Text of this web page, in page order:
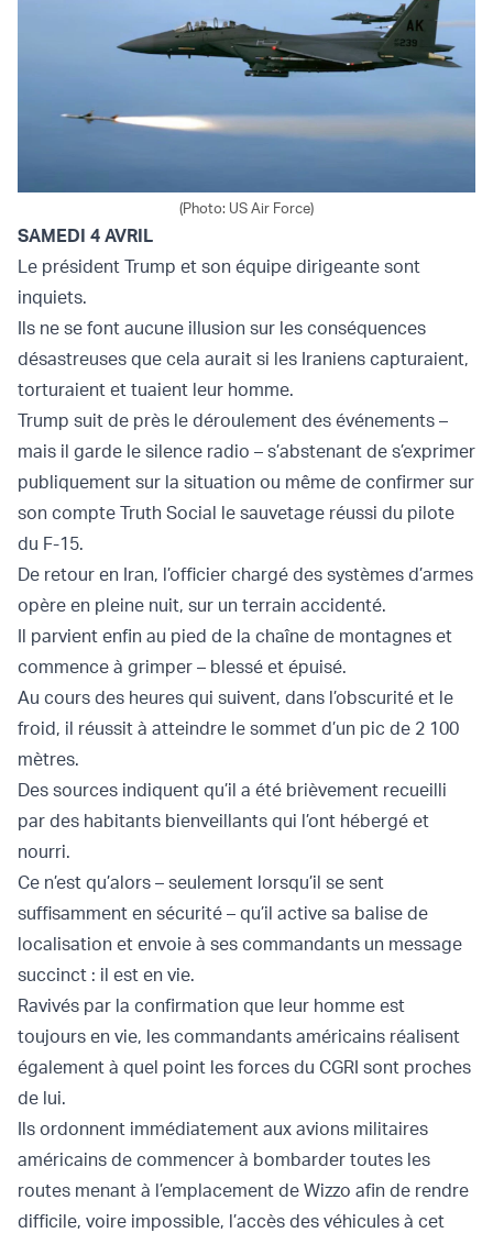
(Photo: US Air Force)
SAMEDI 4 AVRIL
Le président Trump et son équipe dirigeante sont
inquiets.
Ils ne se font aucune illusion sur les conséquences
désastreuses que cela aurait si les Iraniens capturaient,
torturaient et tuaient leur homme.
Trump suit de près le déroulement des événements –
mais il garde le silence radio – s’abstenant de s’exprimer
publiquement sur la situation ou même de confirmer sur
son compte Truth Social le sauvetage réussi du pilote
du F-15.
De retour en Iran, l’officier chargé des systèmes d’armes
opère en pleine nuit, sur un terrain accidenté.
Il parvient enfin au pied de la chaîne de montagnes et
commence à grimper – blessé et épuisé.
Au cours des heures qui suivent, dans l’obscurité et le
froid, il réussit à atteindre le sommet d’un pic de 2 100
mètres.
Des sources indiquent qu’il a été brièvement recueilli
par des habitants bienveillants qui l’ont hébergé et
nourri.
Ce n’est qu’alors – seulement lorsqu’il se sent
suffisamment en sécurité – qu’il active sa balise de
localisation et envoie à ses commandants un message
succinct : il est en vie.
Ravivés par la confirmation que leur homme est
toujours en vie, les commandants américains réalisent
également à quel point les forces du CGRI sont proches
de lui.
Ils ordonnent immédiatement aux avions militaires
américains de commencer à bombarder toutes les
routes menant à l’emplacement de Wizzo afin de rendre
difficile, voire impossible, l’accès des véhicules à cet